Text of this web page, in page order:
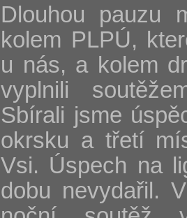
Dlouhou pauzu
kolem PLPÚ,
u nás, a kolem
vyplnili
Sbírali jsme
okrsku a třetí
Vsi. Úspech na
dobu nevydařil.